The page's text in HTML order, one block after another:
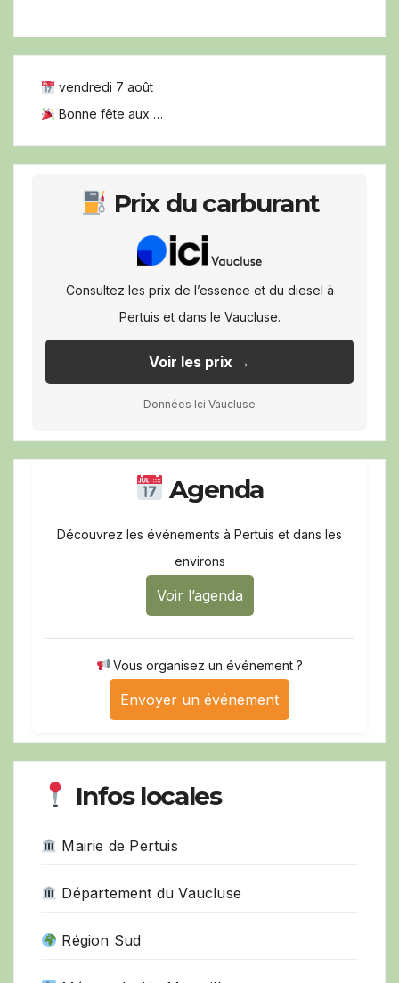
vendredi 7 août
Bonne fête aux …
Prix du carburant
Consultez les prix de l’essence et du diesel à
Pertuis et dans le Vaucluse.
Voir les prix →
Données Ici Vaucluse
Agenda
Découvrez les événements à Pertuis et dans les
environs
Voir l’agenda
Vous organisez un événement ?
Envoyer un événement
Infos locales
Mairie de Pertuis
Département du Vaucluse
Région Sud